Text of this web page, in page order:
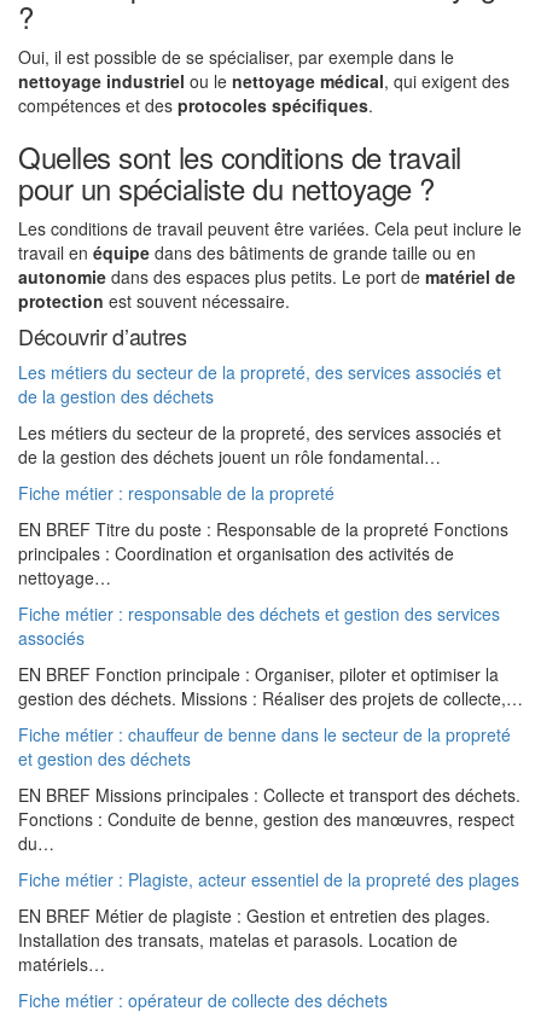
?
Oui, il est possible de se spécialiser, par exemple dans le
nettoyage industriel ou le nettoyage médical, qui exigent des
compétences et des protocoles spécifiques.
Quelles sont les conditions de travail
pour un spécialiste du nettoyage ?
Les conditions de travail peuvent être variées. Cela peut inclure le
travail en équipe dans des bâtiments de grande taille ou en
autonomie dans des espaces plus petits. Le port de matériel de
protection est souvent nécessaire.
Découvrir d’autres
Les métiers du secteur de la propreté, des services associés et
de la gestion des déchets
Les métiers du secteur de la propreté, des services associés et
de la gestion des déchets jouent un rôle fondamental…
Fiche métier : responsable de la propreté
EN BREF Titre du poste : Responsable de la propreté Fonctions
principales : Coordination et organisation des activités de
nettoyage…
Fiche métier : responsable des déchets et gestion des services
associés
EN BREF Fonction principale : Organiser, piloter et optimiser la
gestion des déchets. Missions : Réaliser des projets de collecte,…
Fiche métier : chauffeur de benne dans le secteur de la propreté
et gestion des déchets
EN BREF Missions principales : Collecte et transport des déchets.
Fonctions : Conduite de benne, gestion des manœuvres, respect
du…
Fiche métier : Plagiste, acteur essentiel de la propreté des plages
EN BREF Métier de plagiste : Gestion et entretien des plages.
Installation des transats, matelas et parasols. Location de
matériels…
Fiche métier : opérateur de collecte des déchets